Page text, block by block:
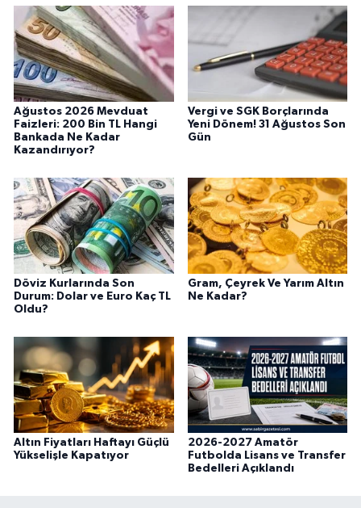
Ağustos 2026 Mevduat
Faizleri: 200 Bin TL Hangi
Bankada Ne Kadar
Kazandırıyor?
Vergi ve SGK Borçlarında
Yeni Dönem! 31 Ağustos Son
Gün
Döviz Kurlarında Son
Durum: Dolar ve Euro Kaç TL
Oldu?
Gram, Çeyrek Ve Yarım Altın
Ne Kadar?
Altın Fiyatları Haftayı Güçlü
Yükselişle Kapatıyor
2026-2027 Amatör
Futbolda Lisans ve Transfer
Bedelleri Açıklandı